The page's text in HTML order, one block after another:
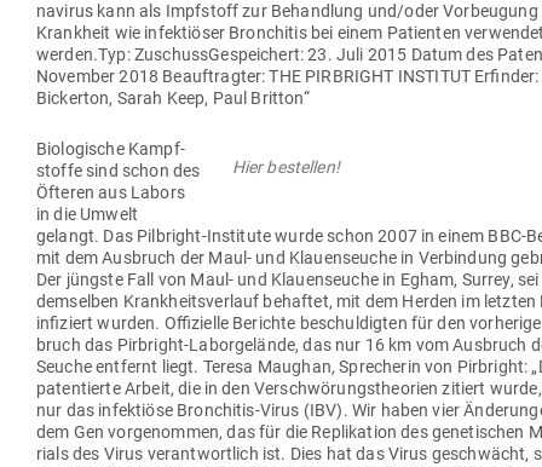
na­virus kann als Impf­stoff zur Behandlung und/oder Vor­beugung
Krankheit wie infek­tiöser Bron­chitis bei einem Pati­enten
werden.Typ: Zuschuss­Ge­spei­chert: 23. Juli 2015 Datum des
November 2018 Beauf­tragter: THE PIR­BRIGHT INSTITUT
Bickerton, Sarah Keep, Paul Britton“
Hier bestellen!
Bio­lo­gische Kampf­
stoffe sind schon des
Öfteren aus Labors
in die Umwelt
gelangt. Das Pil­b­right-Institute wurde schon 2007 in einem BBC-
mit dem Aus­bruch der Maul- und Klau­en­seuche in Ver­bindung
Der jüngste Fall von Maul- und Klau­en­seuche in Egham, Surrey,
dem­selben Krank­heits­verlauf behaftet, mit dem Herden im letzten
infi­ziert wurden. Offi­zielle Berichte beschul­digten für den
bruch das Pir­bright-Labor­ge­lände, das nur 16 km vom Aus­bruch
Seuche ent­fernt liegt. Teresa Maughan, Spre­cherin von Pir­bright:
paten­tierte Arbeit, die in den Ver­schwö­rungs­theorien zitiert
nur das infek­tiöse Bron­chitis-Virus (IBV). Wir haben vier
dem Gen vor­ge­nommen, das für die Repli­kation des gene­ti­schen
rials des Virus ver­ant­wortlich ist. Dies hat das Virus geschwächt,